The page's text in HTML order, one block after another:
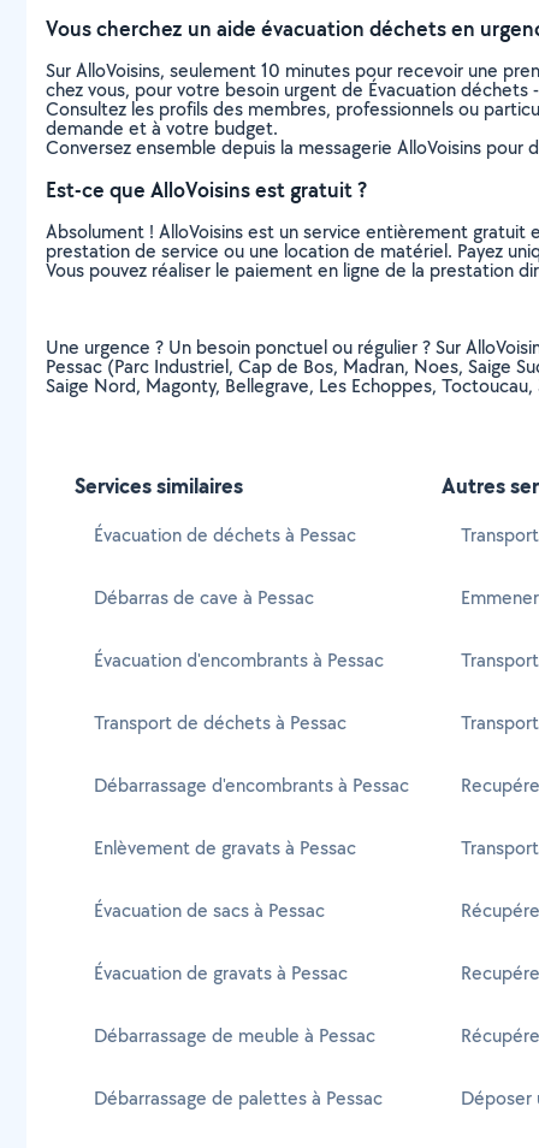
Vous cherchez un aide évacuation déchets en
Sur AlloVoisins, seulement 10 minutes pour recevoir une
chez vous, pour votre besoin urgent de Évacuation déchets
Consultez les profils des membres, professionnels ou
demande et à votre budget.
Conversez ensemble depuis la messagerie AlloVoisins
Est-ce que AlloVoisins est gratuit ?
Absolument ! AlloVoisins est un service entièrement gratuit
prestation de service ou une location de matériel. Payez
Vous pouvez réaliser le paiement en ligne de la prestation
Une urgence ? Un besoin ponctuel ou régulier ? Sur
Pessac (Parc Industriel, Cap de Bos, Madran, Noes, Saige
Saige Nord, Magonty, Bellegrave, Les Echoppes,
Services similaires
Évacuation de déchets à Pessac
Débarras de cave à Pessac
Évacuation d'encombrants à Pessac
Transport de déchets à Pessac
Débarrassage d'encombrants à Pessac
Enlèvement de gravats à Pessac
Évacuation de sacs à Pessac
Évacuation de gravats à Pessac
Débarrassage de meuble à Pessac
Débarrassage de palettes à Pessac
Autres
Déposer